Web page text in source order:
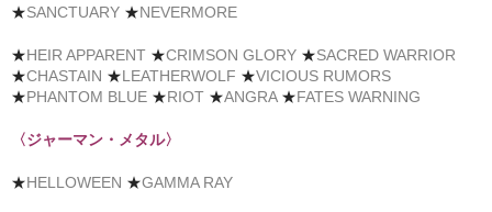
★SANCTUARY ★NEVERMORE
★HEIR APPARENT ★CRIMSON GLORY ★SACRED WARRIOR
★CHASTAIN ★LEATHERWOLF ★VICIOUS RUMORS
★PHANTOM BLUE ★RIOT ★ANGRA★FATES WARNING
〈ジャーマン・メタル〉
★HELLOWEEN ★GAMMA RAY